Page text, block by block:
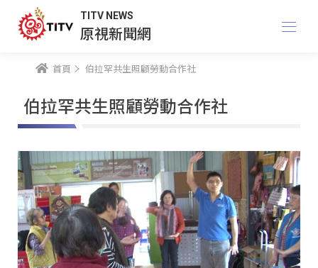
TITV NEWS
原視新聞網
首頁 伯拉罕共生照顧勞動合作社
伯拉罕共生照顧勞動合作社